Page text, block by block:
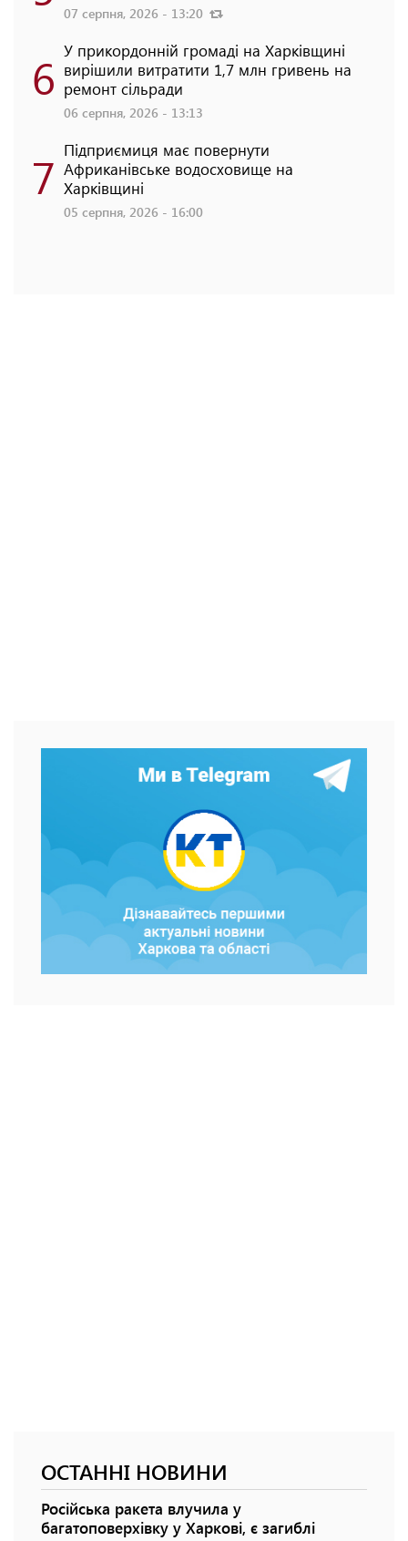
07 серпня, 2026 - 13:20
6 У прикордонній громаді на Харківщині
вирішили витратити 1,7 млн гривень на
ремонт сільради
06 серпня, 2026 - 13:13
7 Підприємиця має повернути
Африканівське водосховище на
Харківщині
05 серпня, 2026 - 16:00
ОСТАННІ НОВИНИ
Російська ракета влучила у
багатоповерхівку у Харкові, є загиблі